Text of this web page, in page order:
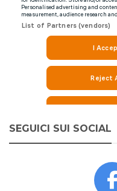
SEGUICI SUI SOCIAL